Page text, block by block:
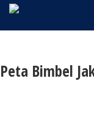
Peta Bimbel